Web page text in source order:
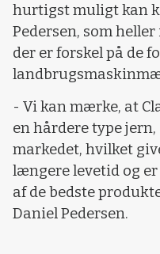
hurtigst muligt kan
Pedersen, som
der er forskel på de
- Vi kan mærke, at
en hårdere type jern,
markedet, hvilket
længere levetid og
af de bedste
Daniel Pedersen.